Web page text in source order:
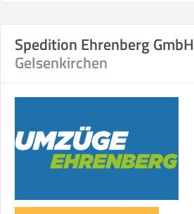
Spedition Ehrenberg GmbH
Gelsenkirchen